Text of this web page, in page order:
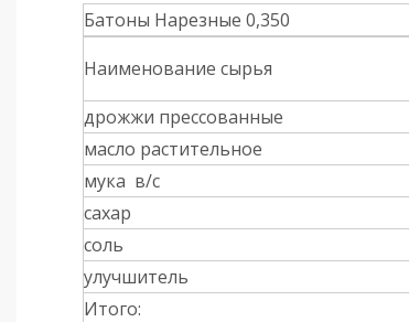
Батоны Нарезные 0,350
Наименование сырья
дрожжи прессованные
масло растительное
мука в/с
сахар
соль
улучшитель
Итого: